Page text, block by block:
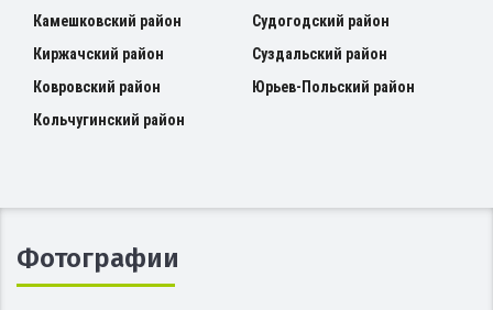
Камешковский район
Киржачский район
Ковровский район
Кольчугинский район
Судогодский район
Суздальский район
Юрьев-Польский район
Фотографии